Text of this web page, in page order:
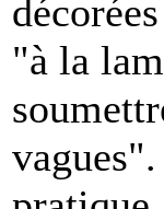
"à la